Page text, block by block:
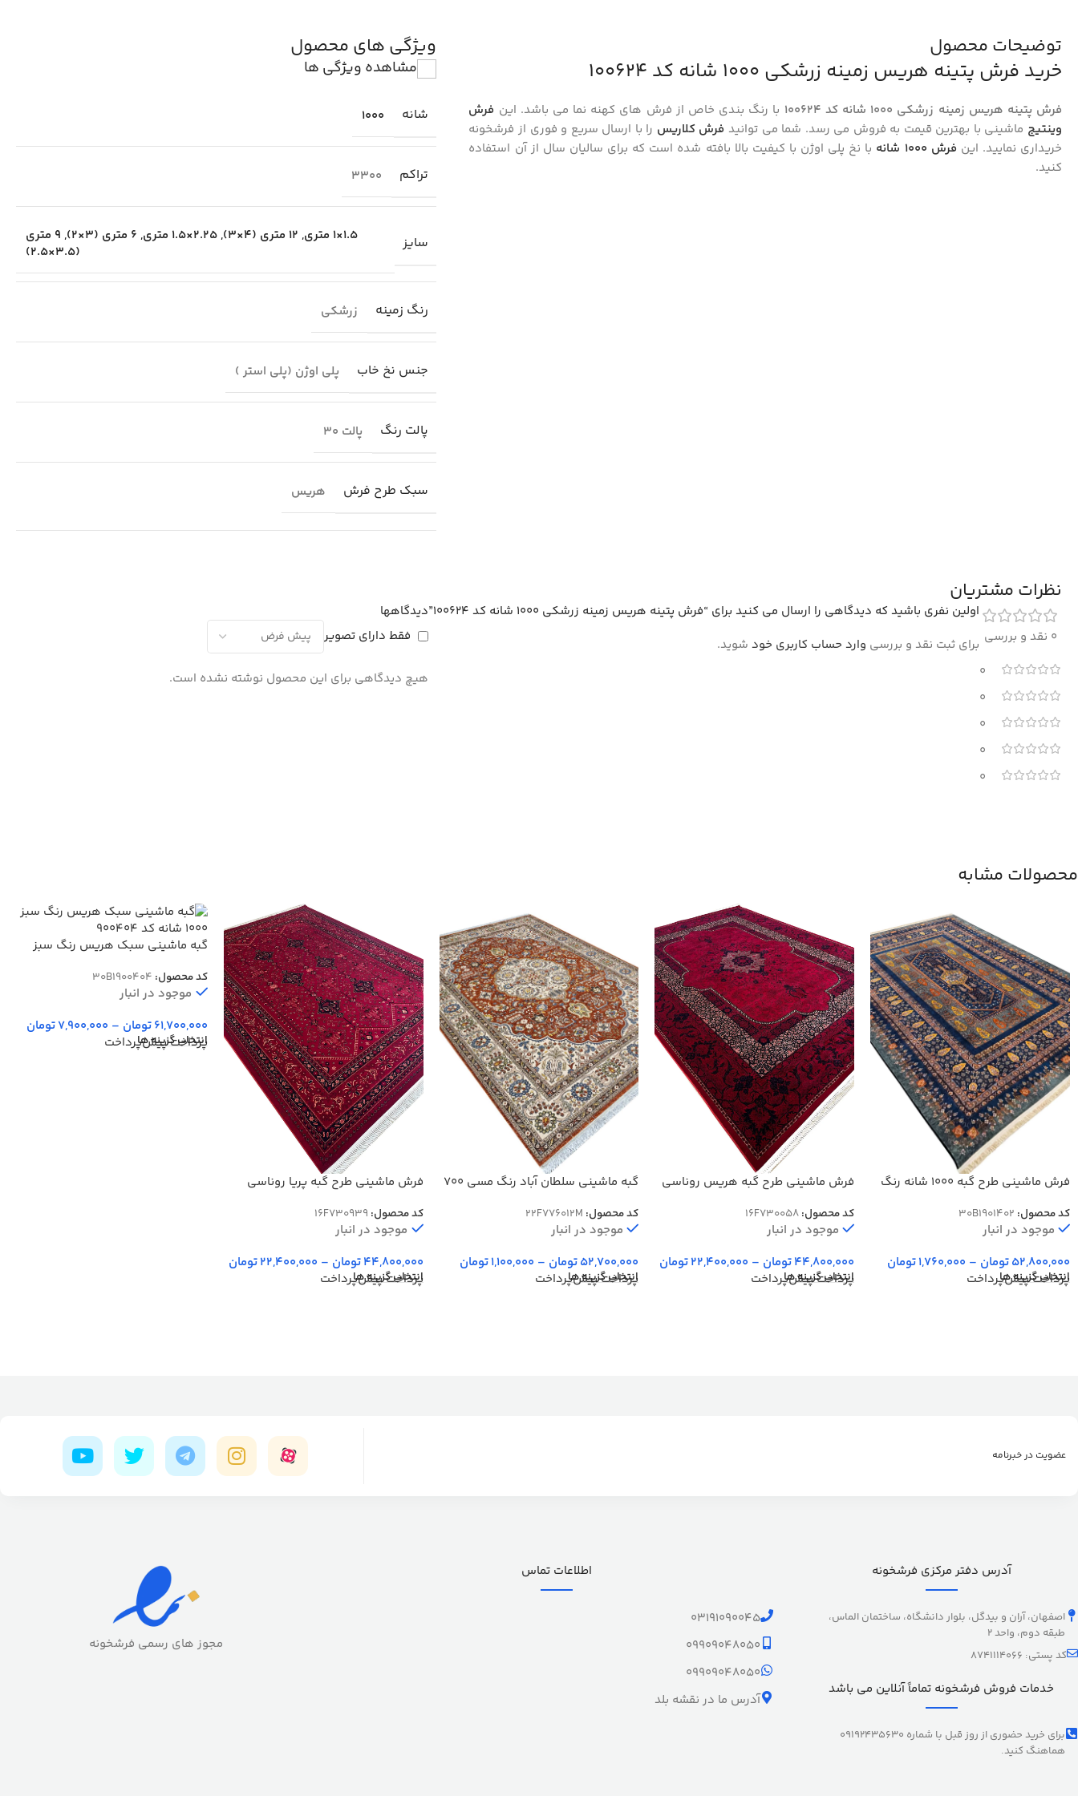
توضیحات محصول
خرید فرش پتینه هریس زمینه زرشکی 1000 شانه کد 100624
فرش پتینه هریس زمینه زرشکی 1000 شانه کد 100624 با رنگ بندی خاص از فرش های کهنه نما می باشد. این فرش
وینتیج ماشینی با بهترین قیمت به فروش می رسد. شما می توانید فرش کلاریس را با ارسال سریع و فوری از فرشخونه
خریداری نمایید. این فرش 1000 شانه
با نخ پلی اوژن با کیفیت بالا بافته شده است که برای سالیان سال از آن استفاده
کنید.
ویژگی های محصول
مشاهده ویژگی ها
شانه 1000
تراکم 3300
سایز 1.5×1 متری , 12 متری (4×3) ,2.25×1.5 متری , 6 متری (3×2) ,
9 متری
(3.5×2.5)
رنگ زمینه زرشکی
جنس نخ خاب پلی اوژن (پلی استر )
پالت رنگ پالت 30
سبک طرح فرش هریس
نظرات مشتریان
0 نقد و بررسی
0
0
0
0
0
دیدگاهها
فقط دارای تصویر
هیچ دیدگاهی برای این محصول نوشته نشده است.
اولین نفری باشید که دیدگاهی را ارسال می کنید برای “فرش پتینه هریس زمینه زرشکی 1000 شانه کد 100624”
برای ثبت نقد و بررسی وارد حساب کاربری خود شوید.
محصولات مشابه
فرش ماشینی طرح گبه 1000 شانه رنگ
کد محصول: 30B1901402
موجود در انبار
52,800,000تومان –
1,760,000تومان
انتخاب گزینه ها
پرداخت پیش‌پرداخت
فرش ماشینی طرح گبه هریس روناسی
کد محصول:16F730058
موجود در انبار
44,800,000تومان –
22,400,000تومان
انتخاب گزینه ها
پرداخت پیش‌پرداخت
گبه ماشینی سلطان آباد رنگ مسی 700
کد محصول: 22F776012M
موجود در انبار
52,700,000تومان –
1,100,000تومان
انتخاب گزینه ها
پرداخت پیش‌پرداخت
فرش ماشینی طرح گبه پریا روناسی
کد محصول: 16F730939
موجود در انبار
44,800,000تومان –
22,400,000تومان
انتخاب گزینه ها
پرداخت پیش‌پرداخت
گبه ماشینی سبک هریس رنگ سبز
کد محصول: 30B1900404
موجود در انبار
61,700,000تومان –
7,900,000تومان
انتخاب گزینه ها
پرداخت پیش‌پرداخت
عضویت در خبرنامه
آدرس دفتر مرکزی فرشخونه
اصفهان، آران و بیدگل، بلوار دانشگاه، ساختمان الماس،
طبقه دوم، واحد 2
کد پستی: 8741114066
خدمات فروش فرشخونه تماماً آنلاین می باشد
برای خرید حضوری از روز قبل با شماره 09192435630
هماهنگ کنید.
اطلاعات تماس
03191090045
09909048050
09909048050
آدرس ما در نقشه بلد
مجوز های رسمی فرشخونه